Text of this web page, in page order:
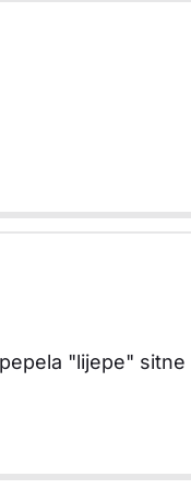
"lijepe"